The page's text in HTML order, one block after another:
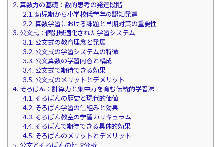
2. 算数力の基礎：数的思考の発達段階
2.1. 幼児期から小学校低学年の認知発達
2.2. 算数学習における課題と早期対策の重要性
3. 公文式：個別最適化された学習システム
3.1. 公文式の教育理念と発展
3.2. 公文式の学習システムの特徴
3.3. 公文算数の学習内容と構成
3.4. 公文式で期待できる効果
3.5. 公文式のメリットとデメリット
4. そろばん：計算力と集中力を育む伝統的学習法
4.1. そろばんの歴史と現代的価値
4.2. そろばん学習の仕組みと効果
4.3. そろばん教室の学習カリキュラム
4.4. そろばんで期待できる具体的効果
4.5. そろばんのメリットとデメリット
5. 公文とそろばんの比較分析